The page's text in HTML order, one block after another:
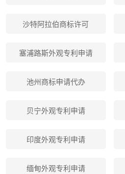
沙特阿拉伯商标许可
塞浦路斯外观专利申请
池州商标申请代办
贝宁外观专利申请
印度外观专利申请
缅甸外观专利申请